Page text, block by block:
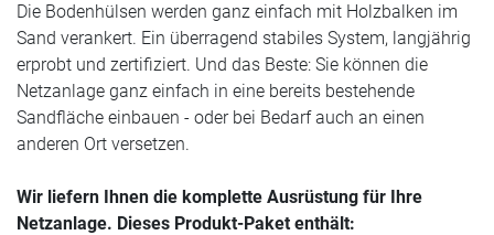
Die Bodenhülsen werden ganz einfach mit Holzbalken im
Sand verankert. Ein überragend stabiles System, langjährig
erprobt und zertifiziert. Und das Beste: Sie können die
Netzanlage ganz einfach in eine bereits bestehende
Sandfläche einbauen - oder bei Bedarf auch an einen
anderen Ort versetzen.
Wir liefern Ihnen die komplette Ausrüstung für Ihre
Netzanlage. Dieses Produkt-Paket enthält: